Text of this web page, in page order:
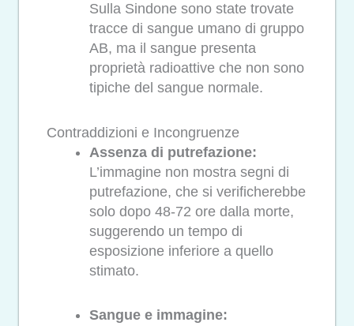
Sulla Sindone sono state trovate
tracce di sangue umano di gruppo
AB, ma il sangue presenta
proprietà radioattive che non sono
tipiche del sangue normale.
Contraddizioni e Incongruenze
Assenza di putrefazione:
L’immagine non mostra segni di
putrefazione, che si verificherebbe
solo dopo 48-72 ore dalla morte,
suggerendo un tempo di
esposizione inferiore a quello
stimato.
Sangue e immagine: